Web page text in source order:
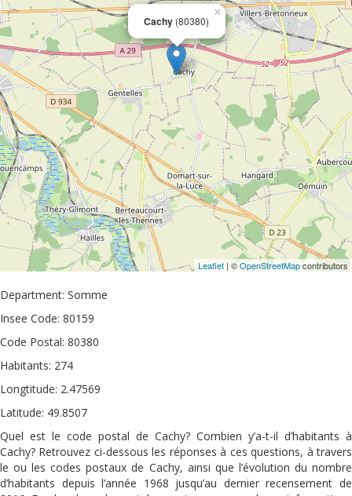
Cachy (80380)
×
Leaflet | ©OpenStreetMapcontributors
Department: Somme
Insee Code: 80159
Code Postal: 80380
Habitants: 274
Longtitude: 2.47569
Latitude: 49.8507
Quel est le code postal de Cachy? Combien y’a-t-il d’habitants à
Cachy? Retrouvez ci-dessous les réponses à ces questions, à travers
le ou les codes postaux de Cachy, ainsi que l’évolution du nombre
d’habitants depuis l’année 1968 jusqu’au dernier recensement de